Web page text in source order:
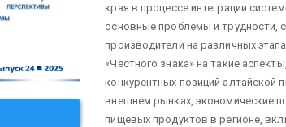
края в процессе интеграции
основные проблемы и трудности,
производители на различных
«Честного знака» на такие
конкурентных позиций алтайской
внешнем рынках, экономические
пищевых продуктов в регионе,